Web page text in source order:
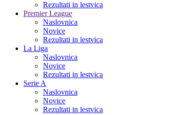
Rezultati in lestvica
Premier League
Naslovnica
Novice
Rezultati in lestvica
La Liga
Naslovnica
Novice
Rezultati in lestvica
Serie A
Naslovnica
Novice
Rezultati in lestvica